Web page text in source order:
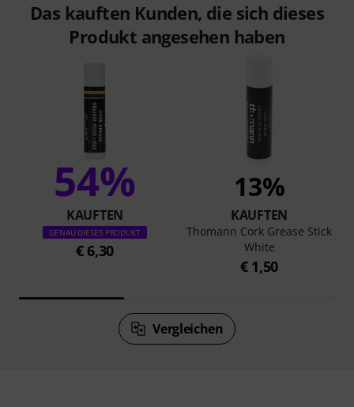
Das kauften Kunden, die sich dieses
Produkt angesehen haben
54%
KAUFTEN
GENAU DIESES PRODUKT
€ 6,30
13%
KAUFTEN
Thomann Cork Grease Stick
White
€ 1,50
Vergleichen